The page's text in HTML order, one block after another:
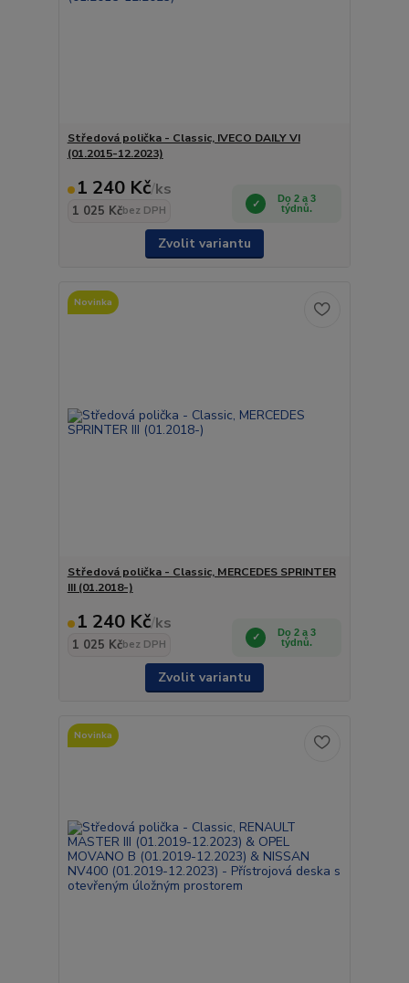
Středová polička - Classic, IVECO DAILY VI
(01.2015-12.2023)
1 240 Kč/ks
1 025 Kčbez DPH
Do 2 a 3
týdnů.
Zvolit variantu
Novinka
Středová polička - Classic, MERCEDES SPRINTER
III (01.2018-)
1 240 Kč/ks
1 025 Kčbez DPH
Do 2 a 3
týdnů.
Zvolit variantu
Novinka